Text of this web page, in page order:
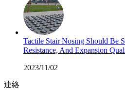
Tactile Stair Nosing Should Be
Resistance, And Expansion
2023/11/02
連絡